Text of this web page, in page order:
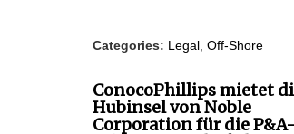
Categories: Legal, Off-Shore
ConocoPhillips mietet
Hubinsel von Noble
Corporation für die P&A-